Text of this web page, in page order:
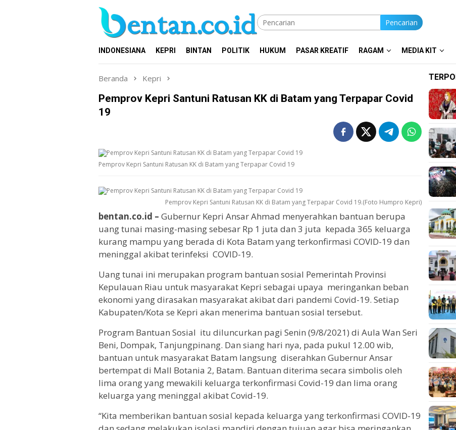
Pencarian
INDONESIANA KEPRI BINTAN POLITIK HUKUM PASAR KREATIF RAGAM MEDIA KIT
Beranda Kepri
Pemprov Kepri Santuni Ratusan KK di Batam yang Terpapar Covid
19
Pemprov Kepri Santuni Ratusan KK di Batam yang Terpapar Covid 19
Pemprov Kepri Santuni Ratusan KK di Batam yang Terpapar Covid 19.(Foto Humpro Kepri)
bentan.co.id – Gubernur Kepri Ansar Ahmad menyerahkan bantuan berupa
uang tunai masing-masing sebesar Rp 1 juta dan 3 juta kepada 365 keluarga
kurang mampu yang berada di Kota Batam yang terkonfirmasi COVID-19 dan
meninggal akibat terinfeksi COVID-19.
Uang tunai ini merupakan program bantuan sosial Pemerintah Provinsi
Kepulauan Riau untuk masyarakat Kepri sebagai upaya meringankan beban
ekonomi yang dirasakan masyarakat akibat dari pandemi Covid-19. Setiap
Kabupaten/Kota se Kepri akan menerima bantuan sosial tersebut.
Program Bantuan Sosial itu diluncurkan pagi Senin (9/8/2021) di Aula Wan Seri
Beni, Dompak, Tanjungpinang. Dan siang hari nya, pada pukul 12.00 wib,
bantuan untuk masyarakat Batam langsung diserahkan Gubernur Ansar
bertempat di Mall Botania 2, Batam. Bantuan diterima secara simbolis oleh
lima orang yang mewakili keluarga terkonfirmasi Covid-19 dan lima orang
keluarga yang meninggal akibat Covid-19.
“Kita memberikan bantuan sosial kepada keluarga yang terkonfirmasi COVID-19